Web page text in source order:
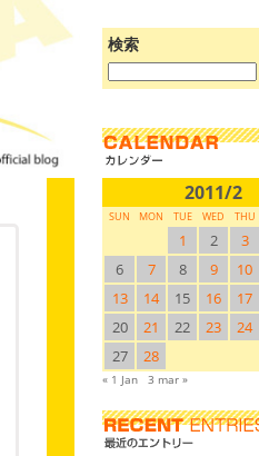
検索
ブ
ロ
検
索:
2011/2
SUN MON TUE WED THU
1 2
3
6
7 8 9
10
13
14 15 16
17
20
21 22 23
24
27
28
« 1 Jan 3 mar »